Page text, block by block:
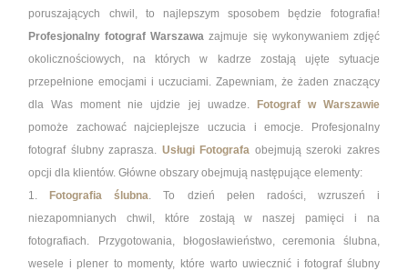
poruszających chwil, to najlepszym sposobem będzie fotografia!
Profesjonalny fotograf Warszawa zajmuje się wykonywaniem zdjęć
okolicznościowych, na których w kadrze zostają ujęte sytuacje
przepełnione emocjami i uczuciami. Zapewniam, że żaden znaczący
dla Was moment nie ujdzie jej uwadze. Fotograf w Warszawie
pomoże zachować najcieplejsze uczucia i emocje. Profesjonalny
fotograf ślubny zaprasza. Usługi Fotografa obejmują szeroki zakres
opcji dla klientów. Główne obszary obejmują następujące elementy:
1.Fotografia ślubna
. To dzień pełen radości, wzruszeń i
niezapomnianych chwil, które zostają w naszej pamięci i na
fotografiach.
Przygotowania, błogosławieństwo, ceremonia ślubna,
wesele i plener to momenty, które warto uwiecznić i fotograf ślubny